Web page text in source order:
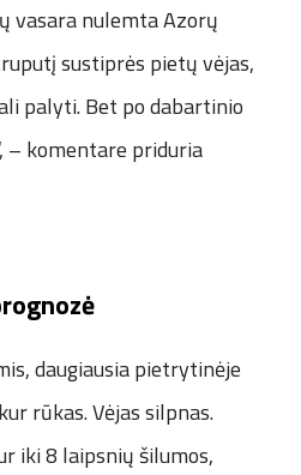
vasara nulemta Azorų
sustiprės pietų vėjas,
palyti. Bet po dabartinio
– komentare priduria
daugiausia pietrytinėje
rūkas. Vėjas silpnas.
iki 8 laipsnių šilumos,